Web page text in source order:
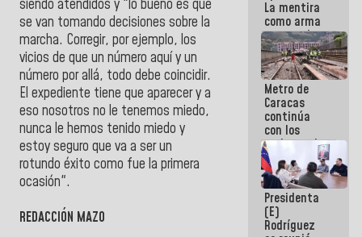
siendo atendidos y "lo bueno es que
se van tomando decisiones sobre la
marcha. Corregir, por ejemplo, los
vicios de que un número aquí y un
número por allá, todo debe coincidir.
El expediente tiene que aparecer y a
eso nosotros no le tenemos miedo,
nunca le hemos tenido miedo y
estoy seguro que va a ser un
rotundo éxito como fue la primera
ocasión".
REDACCIÓN MAZO
La mentira
como arma
contra el
Pueblo
Metro de
Caracas
continúa
con los
trabajos de
mantenimiento
e inspección
en la Línea 2
Presidenta
(E)
Rodríguez